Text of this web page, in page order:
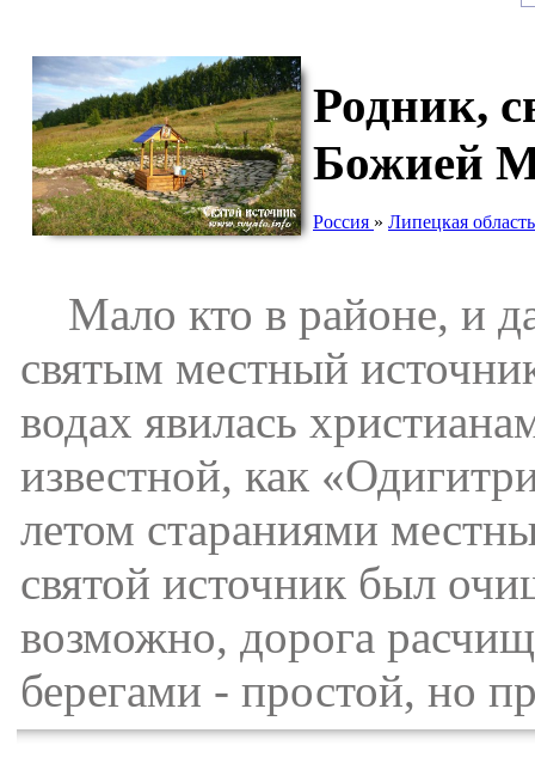
Родник,
Божией
Россия » Липецкая область
Мало кто в районе, и
святым местный
водах явилась
известной, как
летом стараниями
святой источник был
возможно, дорога
берегами - простой, но